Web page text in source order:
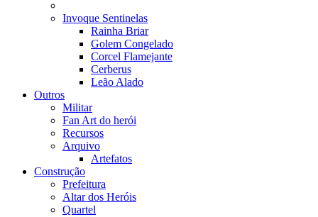
Invoque Sentinelas
Rainha Briar
Golem Congelado
Corcel Flamejante
Cerberus
Leão Alado
Outros
Militar
Fan Art do herói
Recursos
Arquivo
Artefatos
Construção
Prefeitura
Altar dos Heróis
Quartel